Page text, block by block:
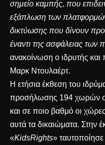
σημείο καμπής, που
εξάπλωση των
δικτύωσης που δίνουν
έναντι της ασφάλειας των
ανακοίνωση ο ιδρυτής και
Μαρκ Ντουλαέρτ.
Η ετήσια έκθεση του
προσήλωσης 194 χωρών
και σε ποιο βαθμό οι
αυτά τα δικαιώματα. Στην
«KidsRights»